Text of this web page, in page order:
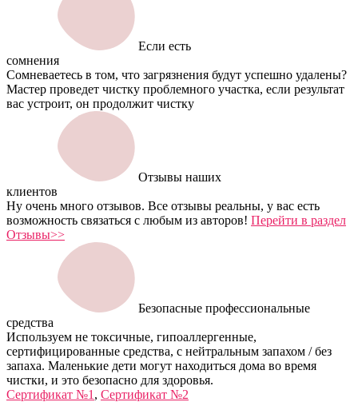
Если есть
сомнения
Сомневаетесь в том, что загрязнения будут успешно удалены?
Мастер проведет чистку проблемного участка, если результат
вас устроит, он продолжит чистку
Отзывы наших
клиентов
Ну очень много отзывов. Все отзывы реальны, у вас есть
возможность связаться с любым из авторов! Перейти в раздел
Отзывы>>
Безопасные профессиональные
средства
Используем не токсичные, гипоаллергенные,
сертифицированные средства, с нейтральным запахом / без
запаха. Маленькие дети могут находиться дома во время
чистки, и это безопасно для здоровья.
Сертификат №1 , Сертификат №2